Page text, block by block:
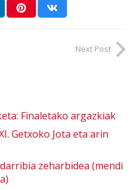
Next Post
Finaletako argazkiak
Getxoko Jota eta arin
zeharbidea (mendi